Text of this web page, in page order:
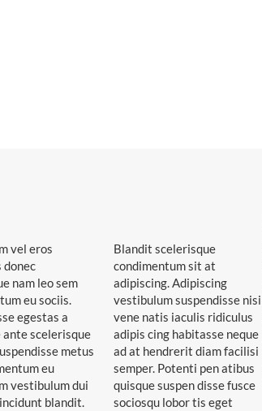
vel eros
donec
nam leo sem
eu sociis.
egestas a
scelerisque
metus
eu
vestibulum dui
blandit.
Blandit scelerisque
condimentum sit at
adipiscing. Adipiscing
vestibulum suspendisse nisi
vene natis iaculis ridiculus
adipis cing habitasse neque
ad at hendrerit diam facilisi
semper. Potenti pen atibus
quisque suspen disse fusce
sociosqu lobor tis eget